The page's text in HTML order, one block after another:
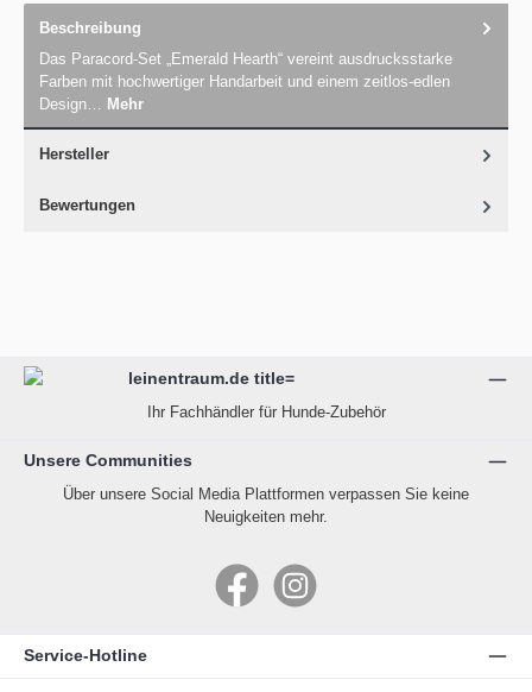
Beschreibung
Das Paracord-Set „Emerald Hearth“ vereint ausdrucksstarke
Farben mit hochwertiger Handarbeit und einem zeitlos-edlen
Design… Mehr
Hersteller
Bewertungen
Ihr Fachhändler für Hunde-Zubehör
Unsere Communities
Über unsere Social Media Plattformen verpassen Sie keine
Neuigkeiten mehr.
FacebookInstagram
Service-Hotline